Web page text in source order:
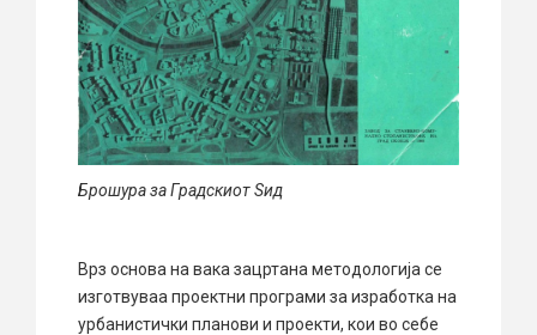
Брошура за Градскиот Ѕид
Врз основа на вака зацртана методологија се
изготвуваа проектни програми за изработка на
урбанистички планови и проекти, кои во себе